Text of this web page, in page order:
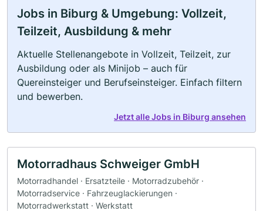
Jobs in Biburg & Umgebung: Vollzeit,
Teilzeit, Ausbildung & mehr
Aktuelle Stellenangebote in Vollzeit, Teilzeit, zur
Ausbildung oder als Minijob – auch für
Quereinsteiger und Berufseinsteiger. Einfach filtern
und bewerben.
Jetzt alle Jobs in Biburg ansehen
Motorradhaus Schweiger GmbH
Motorradhandel · Ersatzteile · Motorradzubehör ·
Motorradservice · Fahrzeuglackierungen ·
Motorradwerkstatt · Werkstatt